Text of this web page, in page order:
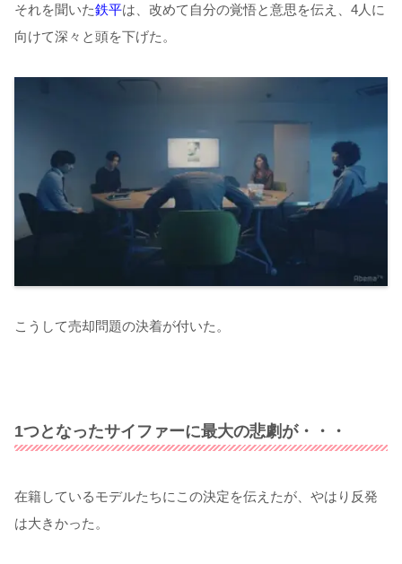
それを聞いた鉄平は、改めて自分の覚悟と意思を伝え、4人に
向けて深々と頭を下げた。
こうして売却問題の決着が付いた。
1つとなったサイファーに最大の悲劇が・・・
在籍しているモデルたちにこの決定を伝えたが、やはり反発
は大きかった。